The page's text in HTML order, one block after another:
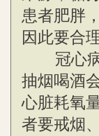
患者肥胖
因此要合
冠心病
抽烟喝酒
心脏耗氧
者要戒烟